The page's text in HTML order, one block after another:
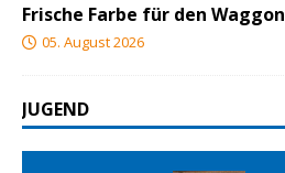
Frische Farbe für den Waggon
05. August 2026
JUGEND